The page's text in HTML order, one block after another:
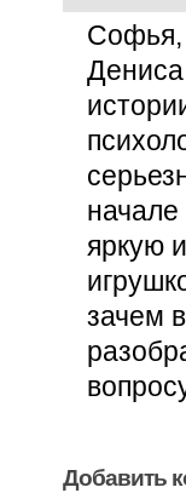
Софья,
Дениса
яркую
зачем
Добавить